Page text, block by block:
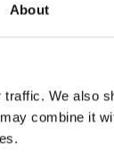
About
traffic. We also
combine it
y Recursos
de clientes